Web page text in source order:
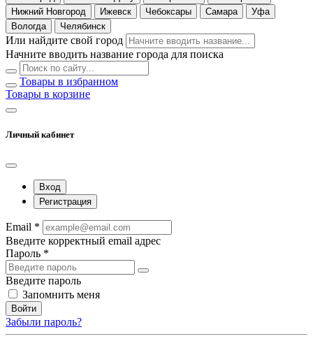
Нижний Новгород
Ижевск Чебоксары Самара
Уфа
Вологда
Челябинск
Или найдите свой город
Начните вводить название города для поиска
Товары в избранном
Товары в корзине
Личный кабинет
Вход
Регистрация
Email *
Введите корректный email адрес
Пароль *
Введите пароль
Запомнить меня
Войти
Забыли пароль?